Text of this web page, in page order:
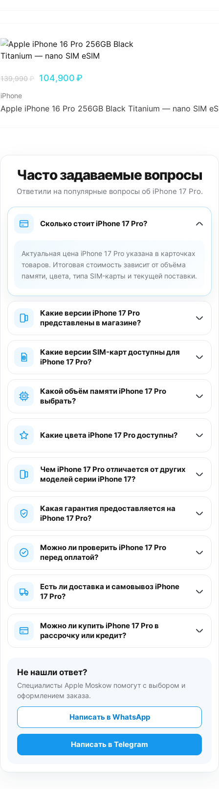
139,990₽ 104,900₽
iPhone
Apple iPhone 16 Pro 256GB Black Titanium — nano SIM
Часто задаваемые вопросы
Ответили на популярные вопросы об iPhone 17 Pro.
Сколько стоит iPhone 17 Pro?
Актуальная цена iPhone 17 Pro указана в карточках
товаров. Итоговая стоимость зависит от объёма
памяти, цвета, типа SIM-карты и текущей поставки.
Какие версии iPhone 17 Pro
представлены в магазине?
Какие версии SIM-карт доступны для
iPhone 17 Pro?
Какой объём памяти iPhone 17 Pro
выбрать?
Какие цвета iPhone 17 Pro доступны?
Чем iPhone 17 Pro отличается от других
моделей серии iPhone 17?
Какая гарантия предоставляется на
iPhone 17 Pro?
Можно ли проверить iPhone 17 Pro
перед оплатой?
Есть ли доставка и самовывоз iPhone
17 Pro?
Можно ли купить iPhone 17 Pro в
рассрочку или кредит?
Не нашли ответ?
Специалисты Apple Moskow помогут с выбором и
оформлением заказа.
Написать в WhatsApp
Написать в Telegram